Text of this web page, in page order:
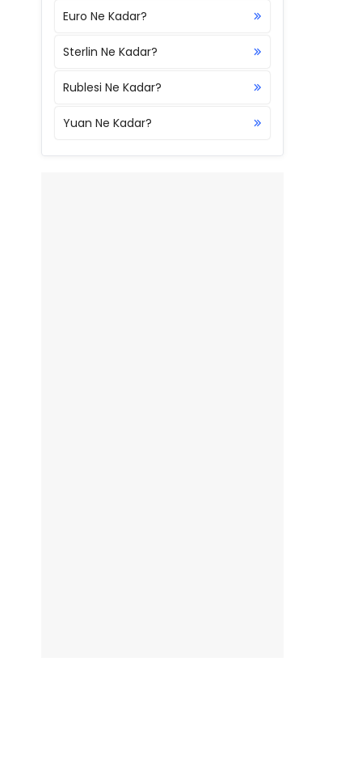
Euro Ne Kadar?
Sterlin Ne Kadar?
Rublesi Ne Kadar?
Yuan Ne Kadar?